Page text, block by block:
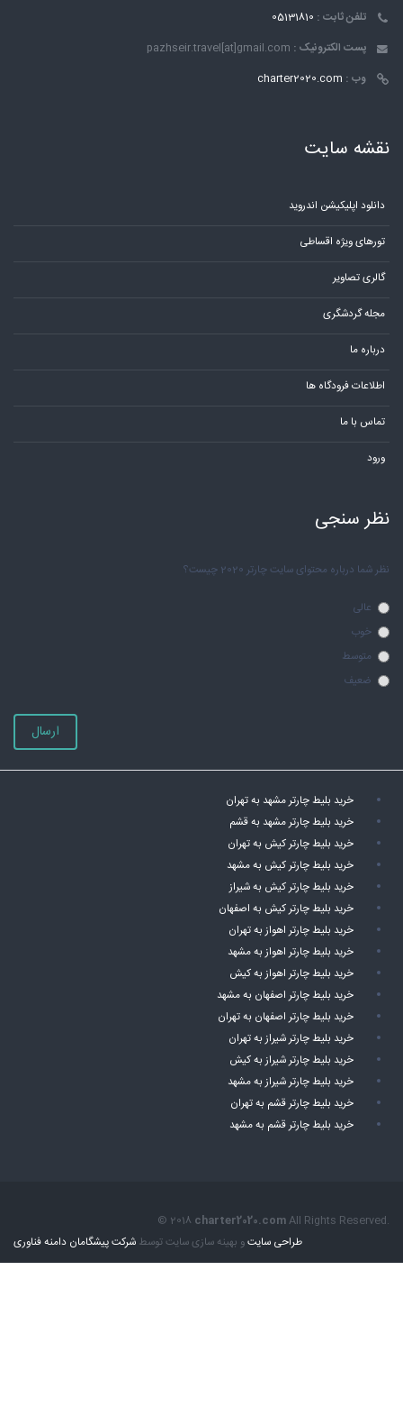
تلفن ثابت : 05131810
پست الکترونیک : pazhseir.travel[at]gmail.com
وب : charter2020.com
نقشه سایت
دانلود اپلیکیشن اندروید
تورهای ویژه اقساطی
گالری تصاویر
مجله گردشگری
درباره ما
اطلاعات فرودگاه ها
تماس با ما
ورود
نظر سنجی
نظر شما درباره محتوای سایت چارتر 2020 چیست؟
عالی
خوب
متوسط
ضعیف
ارسال
خرید بلیط چارتر مشهد به تهران
خرید بلیط چارتر مشهد به قشم
خرید بلیط چارتر کیش به تهران
خرید بلیط چارتر کیش به مشهد
خرید بلیط چارتر کیش به شیراز
خرید بلیط چارتر کیش به اصفهان
خرید بلیط چارتر اهواز به تهران
خرید بلیط چارتر اهواز به مشهد
خرید بلیط چارتر اهواز به کیش
خرید بلیط چارتر اصفهان به مشهد
خرید بلیط چارتر اصفهان به تهران
خرید بلیط چارتر شیراز به تهران
خرید بلیط چارتر شیراز به کیش
خرید بلیط چارتر شیراز به مشهد
خرید بلیط چارتر قشم به تهران
خرید بلیط چارتر قشم به مشهد
© 2018 charter2020.comAll Rights Reserved.
طراحی سایتو بهینه سازی سایت توسط شرکت پیشگامان دامنه فناوری